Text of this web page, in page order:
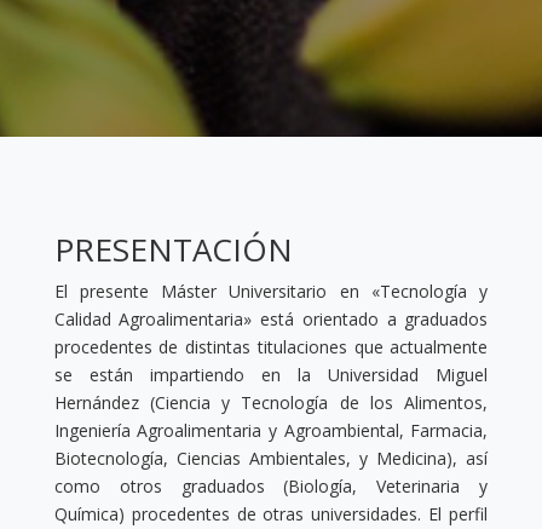
PRESENTACIÓN
El presente Máster Universitario en «Tecnología y
Calidad Agroalimentaria» está orientado a graduados
procedentes de distintas titulaciones que actualmente
se están impartiendo en la Universidad Miguel
Hernández (Ciencia y Tecnología de los Alimentos,
Ingeniería Agroalimentaria y Agroambiental, Farmacia,
Biotecnología, Ciencias Ambientales, y Medicina), así
como otros graduados (Biología, Veterinaria y
Química) procedentes de otras universidades. El perfil